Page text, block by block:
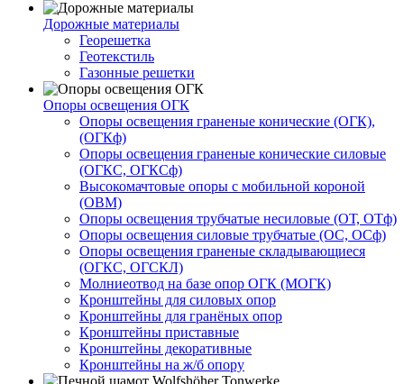
Дорожные материалы
Георешетка
Геотекстиль
Газонные решетки
Опоры освещения ОГК
Опоры освещения граненые конические (ОГК),
(ОГКф)
Опоры освещения граненые конические силовые
(ОГКС, ОГКСф)
Высокомачтовые опоры с мобильной короной
(ОВМ)
Опоры освещения трубчатые несиловые (ОТ, ОТф)
Опоры освещения силовые трубчатые (ОС, ОСф)
Опоры освещения граненые складывающиеся
(ОГКС, ОГСКЛ)
Молниеотвод на базе опор ОГК (МОГК)
Кронштейны для силовых опор
Кронштейны для гранёных опор
Кронштейны приставные
Кронштейны декоративные
Кронштейны на ж/б опору